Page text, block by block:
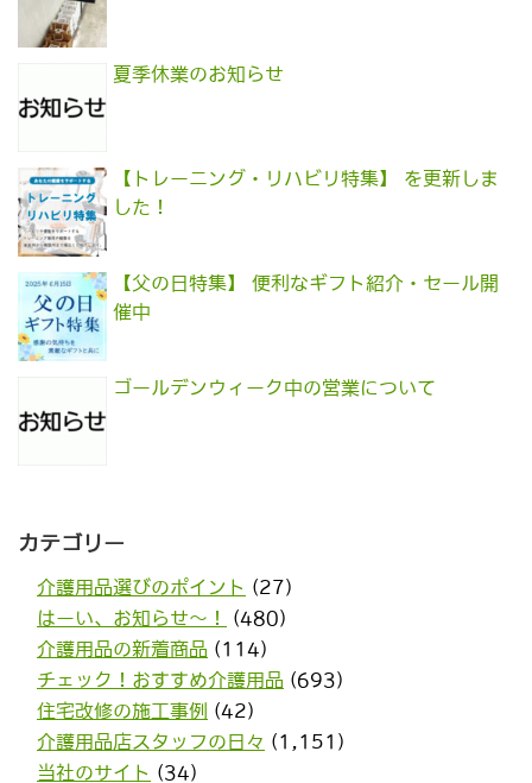
夏季休業のお知らせ
【トレーニング・リハビリ特集】 を更新しま
した！
【父の日特集】 便利なギフト紹介・セール開
催中
ゴールデンウィーク中の営業について
カテゴリー
介護用品選びのポイント (27)
はーい、お知らせ〜！
(480)
介護用品の新着商品 (114)
チェック！おすすめ介護用品 (693)
住宅改修の施工事例 (42)
介護用品店スタッフの日々 (1,151)
当社のサイト (34)